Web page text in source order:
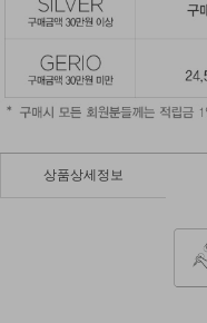
상품상세정보